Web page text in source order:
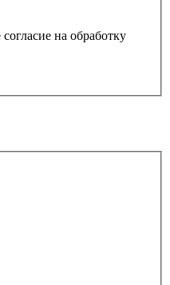
на обработку